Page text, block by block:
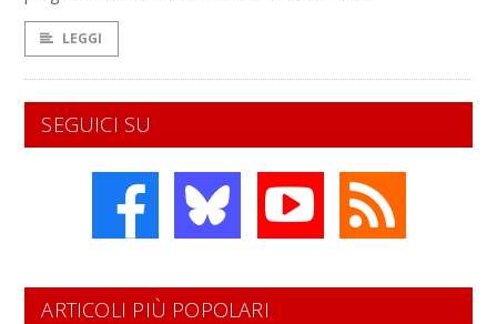
LEGGI
SEGUICI SU
ARTICOLI PIÙ POPOLARI